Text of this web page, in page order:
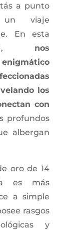
a punto
viaje
En esta
nos
los
con
profundos
albergan
oro de 14
es más
a simple
rasgos
y